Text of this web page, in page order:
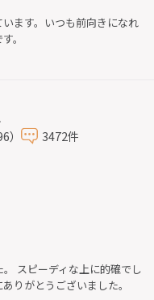
ます。いつも前向きになれ
。
） 3472件
スピーディな上に的確でし
りがとうございました。